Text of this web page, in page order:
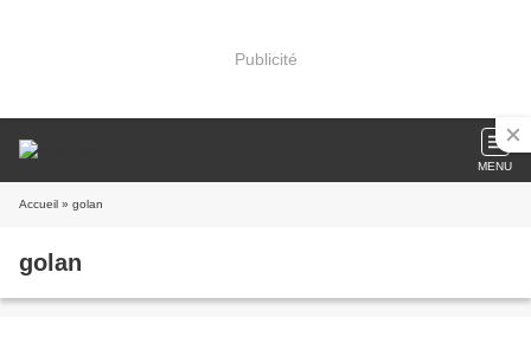
Publicité
MENU
Accueil » golan
golan